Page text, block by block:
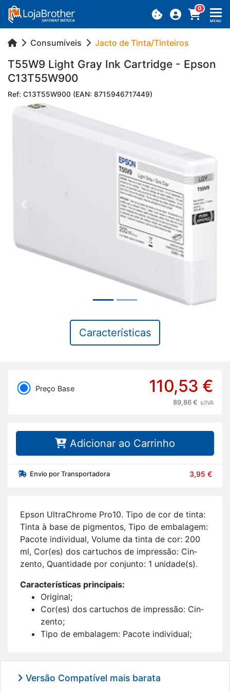
0
MENU
Consumíveis Jacto de Tinta/Tinteiros
T55W9 Light Gray Ink Car­tridge - Epson
C13T55W900
Ref: C13T55W900 (EAN: 8715946717449)
Next
Características
Preço Base 110,53 €
89,86 € s/IVA
Adicionar ao Carrinho
Envio por Transportadora 3,95 €
Epson Ul­tra­Ch­rome Pro10. Tipo de cor de tinta:
Tinta à base de pig­mentos, Tipo de em­ba­lagem:
Pa­cote in­di­vi­dual, Vo­lume da tinta de cor: 200
ml, Cor(es) dos car­tu­chos de im­pressão: Cin­
zento, Quan­ti­dade por con­junto: 1 uni­dade(s).
Ca­rac­te­rís­ticas prin­ci­pais:
Ori­ginal;
Cor(es) dos car­tu­chos de im­pressão: Cin­
zento;
Tipo de em­ba­lagem: Pa­cote in­di­vi­dual;
mentos;
Com­pa­ti­bi­li­dade da marca: Epson;
Versão Compatível mais barata